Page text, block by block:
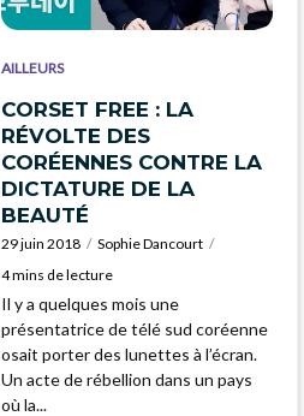
AILLEURS
CORSET FREE : LA
RÉVOLTE DES
CORÉENNES CONTRE LA
DICTATURE DE LA
BEAUTÉ
29 juin 2018
Sophie Dancourt
4 mins de lecture
Il y a quelques mois une
présentatrice de télé sud coréenne
osait porter des lunettes à l’écran.
Un acte de rébellion dans un pays
où la...